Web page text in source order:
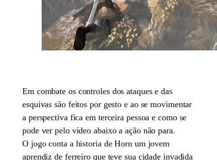
Em combate os controles dos ataques e das
esquivas são feitos por gesto e ao se movimentar
a perspectiva fica em terceira pessoa e como se
pode ver pelo vídeo abaixo a ação não para.
O jogo conta a historia de Horn um jovem
aprendiz de ferreiro que teve sua cidade invadida